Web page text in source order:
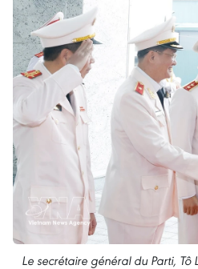
Le secrétaire général du Parti, Tô